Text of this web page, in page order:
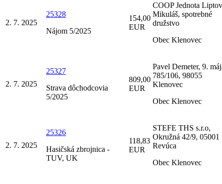
2. 7. 2025
25328
Nájom 5/2025
154,00
EUR
COOP Jednota
Mikuláš, spotrebné
družstvo
Obec Klenovec
2. 7. 2025
25327
Strava dôchodcovia
5/2025
809,00
EUR
Pavel Demeter, 9.
785/106, 98055
Klenovec
Obec Klenovec
2. 7. 2025
25326
Hasičská zbrojnica -
TUV, UK
118,83
EUR
STEFE THS s.r.o,
Okružná 42/9, 05001
Revúca
Obec Klenovec